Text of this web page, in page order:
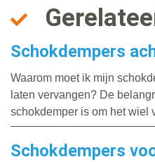
Schokdempers
Waarom moet ik mijn
laten vervangen? De
schokdemper is om het wiel
Schokdempers